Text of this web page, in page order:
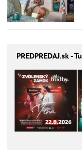
PREDPREDAJ.sk -